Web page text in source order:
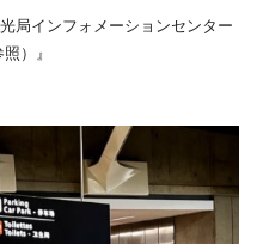
局インフォメーションセンター
）』